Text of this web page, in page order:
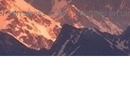
son stress et ses émotions en